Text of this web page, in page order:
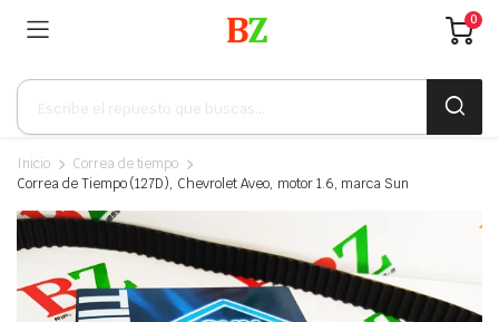
0
Búsqueda
productos
Inicio
Correa de tiempo
Correa de Tiempo (127D), Chevrolet Aveo, motor 1.6, marca Sun